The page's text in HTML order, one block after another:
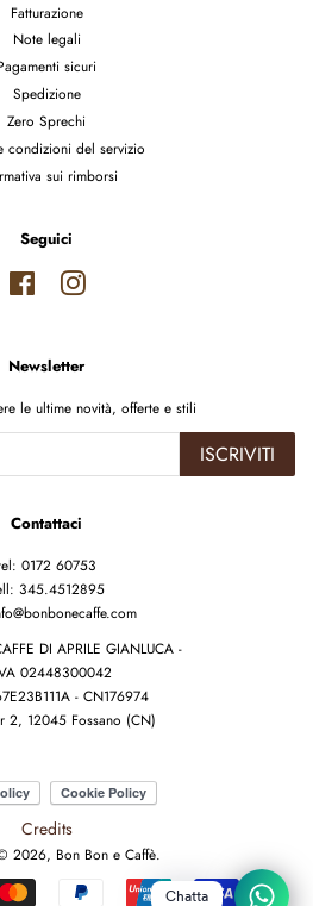
Fatturazione
Note legali
sicuri
Spedizione
Zero Sprechi
condizioni del servizio
sui rimborsi
Seguici
FacebookInstagram
Newsletter
le ultime novità, offerte e stili
ISCRIVITI
Contattaci
0172 60753
345.4512895
DI APRILE GIANLUCA -
02448300042
- CN176974
2, 12045 Fossano (CN)
Credits
2026, Bon Bon e Caffè.
Modalità Chatta